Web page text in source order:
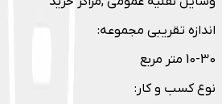
اندازه تقریبی مجموعه:
10-30 متر مربع
نوع کسب و کار :